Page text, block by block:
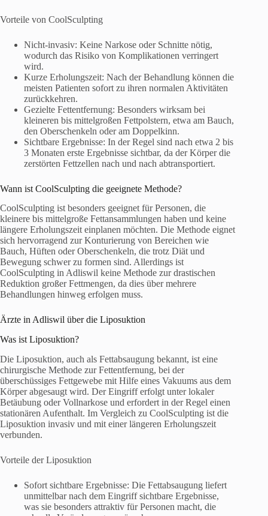
Vorteile von CoolSculpting
Nicht-invasiv: Keine Narkose oder Schnitte nötig,
wodurch das Risiko von Komplikationen verringert
wird.
Kurze Erholungszeit: Nach der Behandlung können die
meisten Patienten sofort zu ihren normalen Aktivitäten
zurückkehren.
Gezielte Fettentfernung: Besonders wirksam bei
kleineren bis mittelgroßen Fettpolstern, etwa am Bauch,
den Oberschenkeln oder am Doppelkinn.
Sichtbare Ergebnisse: In der Regel sind nach etwa 2 bis
3 Monaten erste Ergebnisse sichtbar, da der Körper die
zerstörten Fettzellen nach und nach abtransportiert.
Wann ist CoolSculpting die geeignete Methode?
CoolSculpting ist besonders geeignet für Personen, die
kleinere bis mittelgroße Fettansammlungen haben und keine
längere Erholungszeit einplanen möchten. Die Methode eignet
sich hervorragend zur Konturierung von Bereichen wie
Bauch, Hüften oder Oberschenkeln, die trotz Diät und
Bewegung schwer zu formen sind. Allerdings ist
CoolSculpting in Adliswil keine Methode zur drastischen
Reduktion großer Fettmengen, da dies über mehrere
Behandlungen hinweg erfolgen muss.
Ärzte in Adliswil über die Liposuktion
Was ist Liposuktion?
Die Liposuktion, auch als Fettabsaugung bekannt, ist eine
chirurgische Methode zur Fettentfernung, bei der
überschüssiges Fettgewebe mit Hilfe eines Vakuums aus dem
Körper abgesaugt wird. Der Eingriff erfolgt unter lokaler
Betäubung oder Vollnarkose und erfordert in der Regel einen
stationären Aufenthalt. Im Vergleich zu CoolSculpting ist die
Liposuktion invasiv und mit einer längeren Erholungszeit
verbunden.
Vorteile der Liposuktion
Sofort sichtbare Ergebnisse: Die Fettabsaugung liefert
unmittelbar nach dem Eingriff sichtbare Ergebnisse,
was sie besonders attraktiv für Personen macht, die